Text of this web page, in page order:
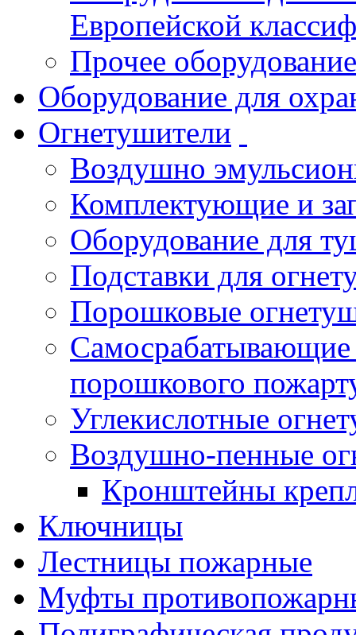
Европейской
Прочее оборудование
Оборудование для
Огнетушители
Воздушно
Комплектующие и
Оборудование для
Подставки для
Порошковые
порошкового
Углекислотные
Воздушно-пенные
Кронштейны
Ключницы
Лестницы пожарные
Муфты